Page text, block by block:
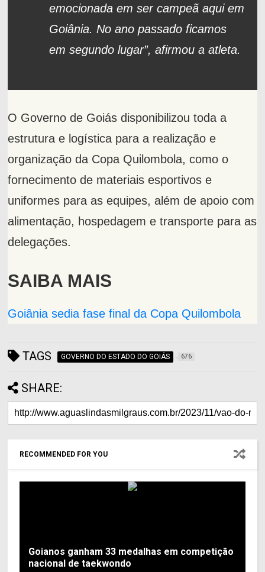
emocionada em ser campeã aqui em
Goiânia. No ano passado ficamos
em segundo lugar”, afirmou a atleta.
O Governo de Goiás disponibilizou toda a
estrutura e logística para a realização e
organização da Copa Quilombola, como o
fornecimento de materiais esportivos e
uniformes para as equipes, além de apoio com
alimentação, hospedagem e transporte para as
delegações.
SAIBA MAIS
Goiânia sedia fase final da Copa Quilombola
TAGS GOVERNO DO ESTADO DO GOIÁS 676
SHARE:
RECOMMENDED FOR YOU
Goianos ganham 33 medalhas em competição
nacional de taekwondo